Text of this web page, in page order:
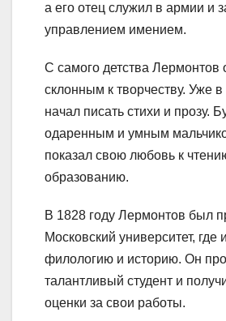
а его отец служил в армии и
управлением имением.
С самого детства Лермонтов
склонным к творчеству. Уже в
начал писать стихи и прозу.
одаренным и умным
показал свою любовь к
образованию.
В 1828 году Лермонтов был
Московский университет, где
филологию и историю. Он
талантливый студент и
оценки за свои работы.